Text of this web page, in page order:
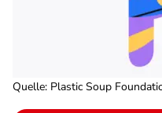
Quelle: Plastic Soup